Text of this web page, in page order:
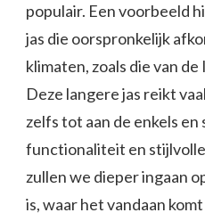
populair. Een voorbeeld
jas die oorspronkelijk
klimaten, zoals die van
Deze langere jas reikt
zelfs tot aan de enkels en
functionaliteit en
zullen we dieper ingaan
is, waar het vandaan